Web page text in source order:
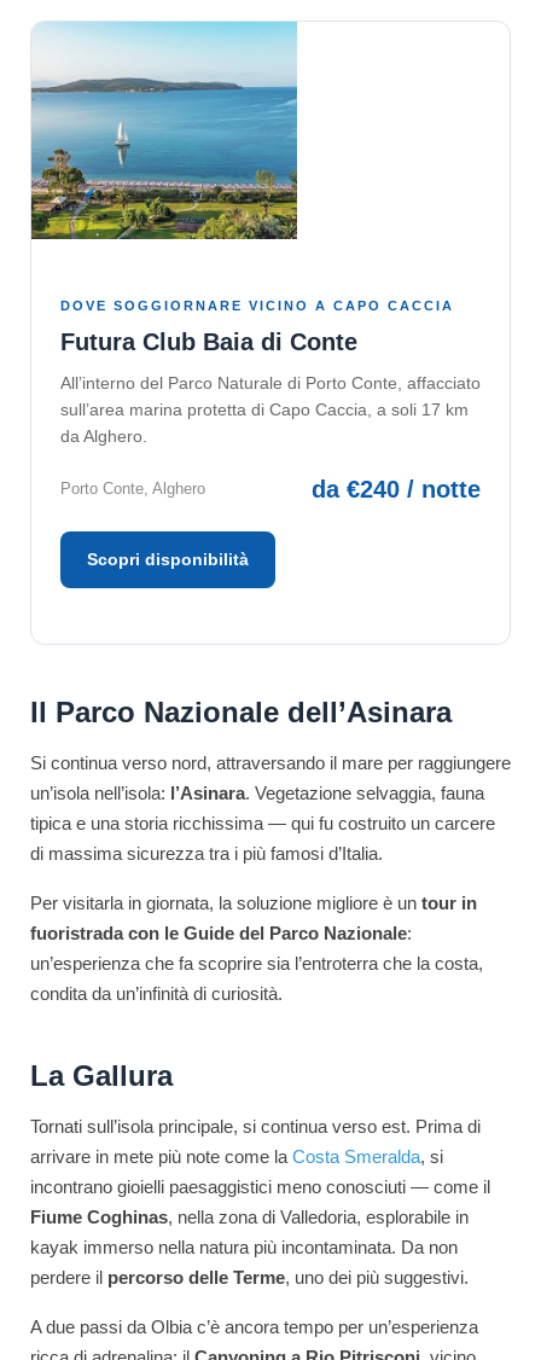
DOVE SOGGIORNARE VICINO A CAPO CACCIA
Futura Club Baia di Conte
All’interno del Parco Naturale di Porto Conte, affacciato
sull’area marina protetta di Capo Caccia, a soli 17 km
da Alghero.
Porto Conte, Alghero da €240 / notte
Scopri disponibilità
Il Parco Nazionale dell’Asinara
Si continua verso nord, attraversando il mare per raggiungere
un’isola nell’isola: l’Asinara. Vegetazione selvaggia, fauna
tipica e una storia ricchissima — qui fu costruito un carcere
di massima sicurezza tra i più famosi d’Italia.
Per visitarla in giornata, la soluzione migliore è un tour in
fuoristrada con le Guide del Parco Nazionale:
un’esperienza che fa scoprire sia l’entroterra che la costa,
condita da un’infinità di curiosità.
La Gallura
Tornati sull’isola principale, si continua verso est. Prima di
arrivare in mete più note come la Costa Smeralda, si
incontrano gioielli paesaggistici meno conosciuti — come il
Fiume Coghinas, nella zona di Valledoria, esplorabile in
kayak immerso nella natura più incontaminata. Da non
perdere il percorso delle Terme, uno dei più suggestivi.
A due passi da Olbia c’è ancora tempo per un’esperienza